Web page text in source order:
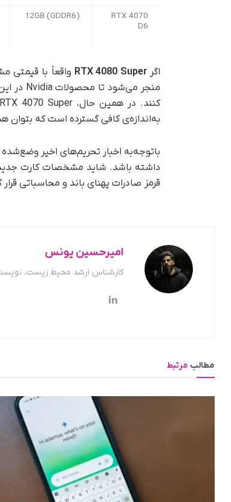
RTX 4070
D6
12GB (GDDR6)
اگرRTX 4080 Super واقعاً با قیمتی
منجر می‌شود تا محصولات Nvidia در این محدوده‌ی بازار که پرچم‌دار
به‌اندازه‌ی کافی گسترده است که بتوان
با‌توجه‌به اخبار تحریم‌های اخیر
داشته باشد. شاید مشخصات کارت
قرمز صادرات پهنای باند و محاسباتی قرار گیرد که از 16‌نوامبر۲۰۲۳
امیرحسین یونس
کارشناس ارشد محیط زیست،
مطالب مرتبط